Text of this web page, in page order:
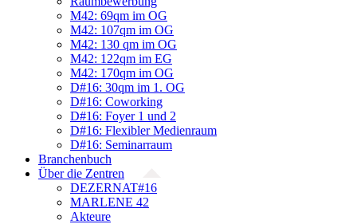
M42: 69qm im OG
M42: 107qm im OG
M42: 130 qm im OG
M42: 122qm im EG
M42: 170qm im OG
D#16: 30qm im 1. OG
D#16: Coworking
D#16: Foyer 1 und 2
D#16: Flexibler Medienraum
D#16: Seminarraum
Branchenbuch
Über die Zentren
DEZERNAT#16
MARLENE 42
Akteure